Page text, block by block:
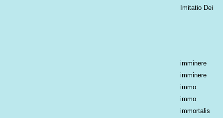
Imitatio Dei
imminere
imminere
immo
immo
immortalis